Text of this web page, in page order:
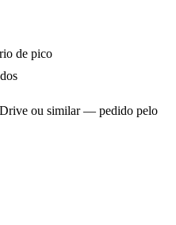
de pico
ou similar — pedido pelo